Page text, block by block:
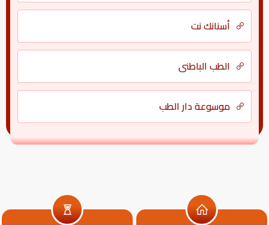
أسنانك نت
الطب الباطني
موسوعة دار الطب